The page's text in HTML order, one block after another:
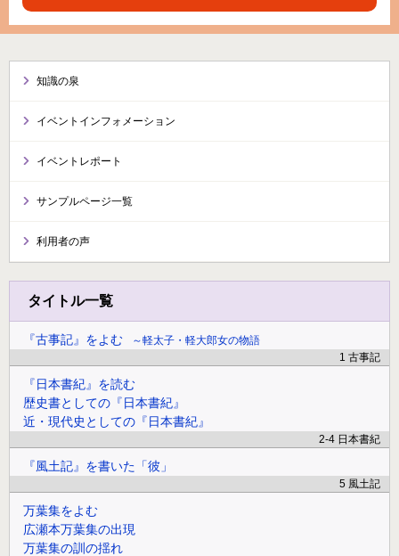
知識の泉
イベントインフォメーション
イベントレポート
サンプルページ一覧
利用者の声
タイトル一覧
『古事記』をよむ
軽太子・軽大郎女の物語
1 古事記
『日本書紀』を読む
歴史書としての『日本書紀』
近・現代史としての『日本書紀』
2-4 日本書紀
『風土記』を書いた「彼」
5 風土記
万葉集をよむ
広瀬本万葉集の出現
万葉集の訓の揺れ